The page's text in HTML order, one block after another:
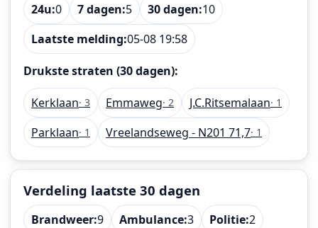
24u:0 7 dagen:5 30 dagen:10
Laatste melding:05-08 19:58
Drukste straten (30 dagen):
Kerklaan· 3 Emmaweg· 2 J.C.Ritsemalaan· 1
Parklaan· 1 Vreelandseweg - N201 71,7· 1
Verdeling laatste 30 dagen
Brandweer:9 Ambulance:3 Politie:2